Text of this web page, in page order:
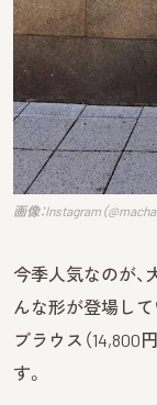
画像：Instagram（
今季人気なのが、
んな形が登場して
ブラウス（14,800
す。